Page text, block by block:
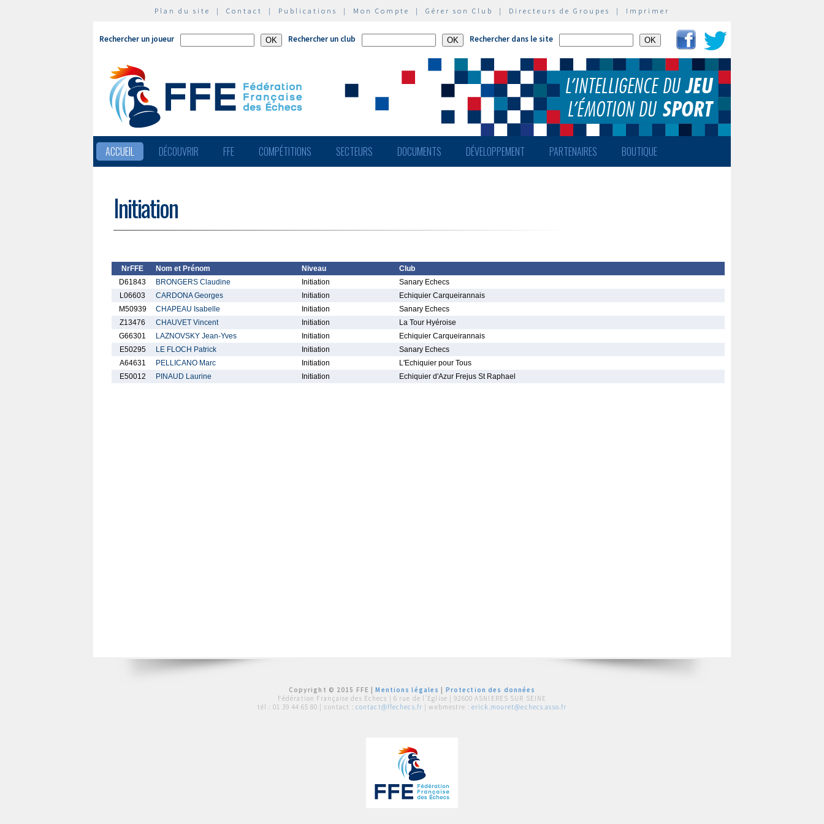
Plan du site | Contact | Publications | Mon Compte | Gérer son Club | Directeurs de Groupes | Imprimer
Rechercher un joueur Rechercher un club Rechercher dans le site
ACCUEIL DÉCOUVRIR FFE COMPÉTITIONS SECTEURS DOCUMENTS DÉVELOPPEMENT PARTENAIRES BOUTIQUE
Initiation
NrFFE Nom et Prénom Niveau
Club
D61843
BRONGERS Claudine Initiation
Sanary Echecs
L06603
CARDONA Georges Initiation
Echiquier Carqueirannais
M50939
CHAPEAU Isabelle Initiation
Sanary Echecs
Z13476
CHAUVET Vincent Initiation
La Tour Hyéroise
G66301
LAZNOVSKY Jean-Yves Initiation
Echiquier Carqueirannais
E50295
LE FLOCH Patrick Initiation
Sanary Echecs
A64631
PELLICANO Marc Initiation
L'Echiquier pour Tous
E50012
PINAUD Laurine Initiation Echiquier d'Azur Frejus St Raphael
Copyright © 2015 FFE |Mentions légales
Protection des données
Fédération Française des Echecs | 6 rue de l'Eglise | 92600 ASNIERES SUR SEINE
tél : 01 39 44 65 80 | contact : contact@ffechecs.fr | webmestre : erick.mouret@echecs.asso.fr